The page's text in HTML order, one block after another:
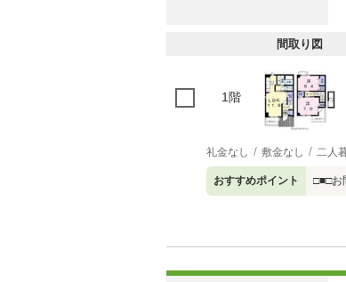
間取り図
1階
礼金なし 敷金なし 二人
おすすめポイント □■□お